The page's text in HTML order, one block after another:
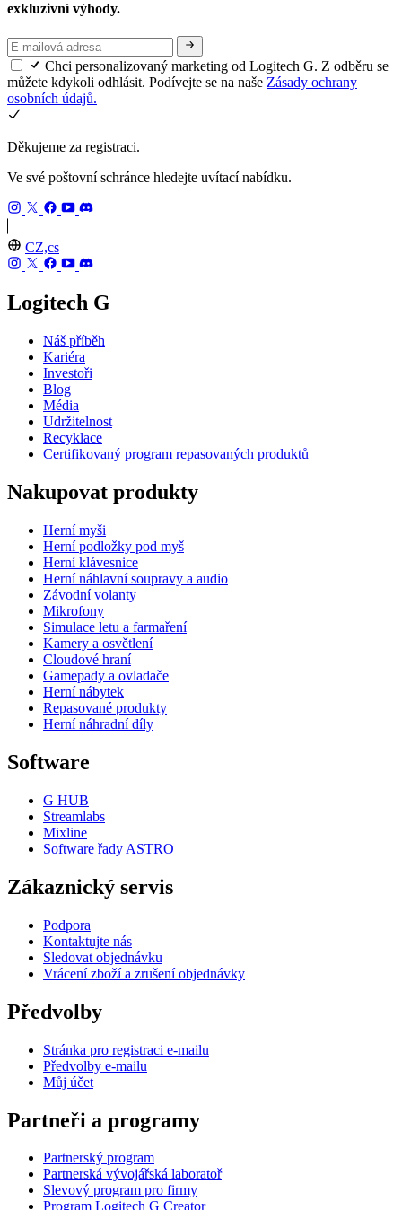
exkluzivní výhody.
Chci personalizovaný marketing od Logitech G. Z odběru se
můžete kdykoli odhlásit. Podívejte se na naše Zásady ochrany
osobních údajů.
Děkujeme za registraci.
Ve své poštovní schránce hledejte uvítací nabídku.
CZ,cs
Logitech G
Náš příběh
Kariéra
Investoři
Blog
Média
Udržitelnost
Recyklace
Certifikovaný program repasovaných produktů
Nakupovat produkty
Herní myši
Herní podložky pod myš
Herní klávesnice
Herní náhlavní soupravy a audio
Závodní volanty
Mikrofony
Simulace letu a farmaření
Kamery a osvětlení
Cloudové hraní
Gamepady a ovladače
Herní nábytek
Repasované produkty
Herní náhradní díly
Software
G HUB
Streamlabs
Mixline
Software řady ASTRO
Zákaznický servis
Podpora
Kontaktujte nás
Sledovat objednávku
Vrácení zboží a zrušení objednávky
Předvolby
Stránka pro registraci e-mailu
Předvolby e-mailu
Můj účet
Partneři a programy
Partnerský program
Partnerská vývojářská laboratoř
Slevový program pro firmy
Program Logitech G Creator